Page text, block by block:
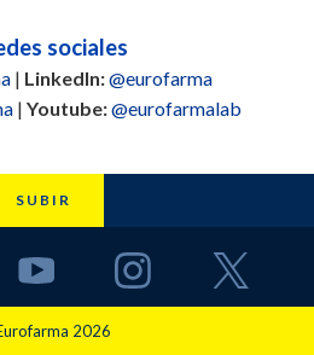
sociales
| LinkedIn:@eurofarma
| Youtube:@eurofarmalab
SUBIR
2026